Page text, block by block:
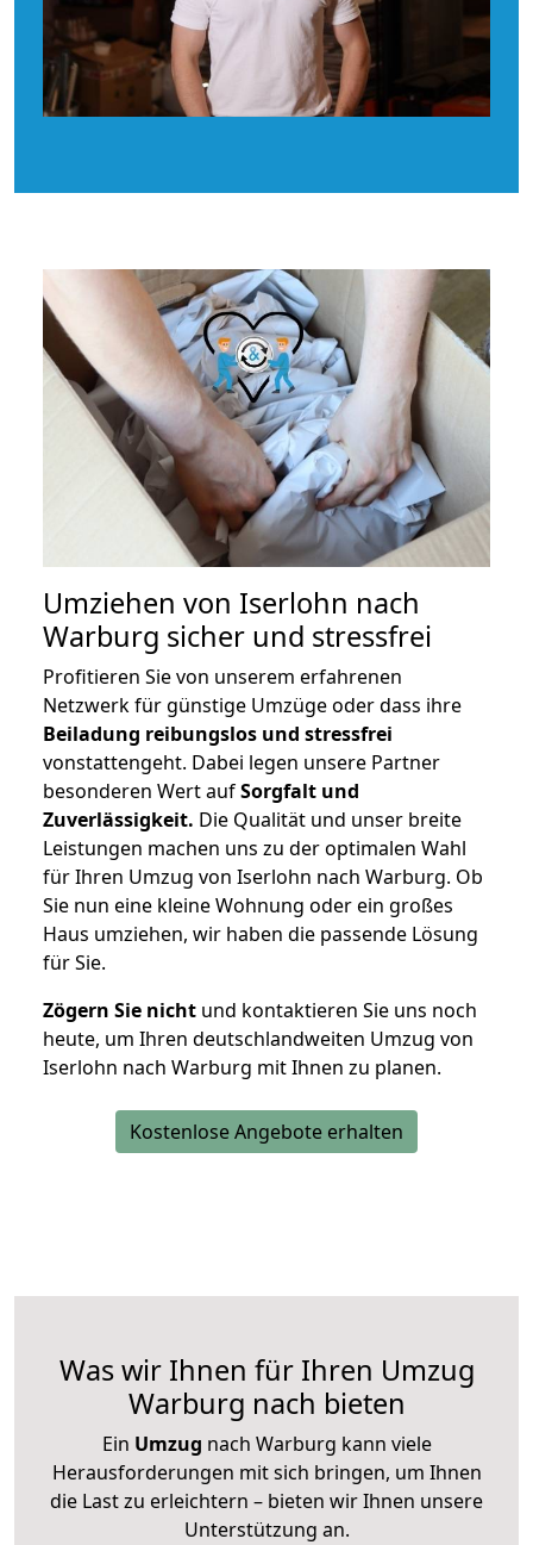
Umziehen von Iserlohn nach
Warburg sicher und stressfrei
Profitieren Sie von unserem erfahrenen
Netzwerk für günstige Umzüge oder dass ihre
Beiladung reibungslos und stressfrei
vonstattengeht. Dabei legen unsere Partner
besonderen Wert aufSorgfalt und
Zuverlässigkeit. Die Qualität und unser breite
Leistungen machen uns zu der optimalen Wahl
für Ihren Umzug von Iserlohn nach Warburg. Ob
Sie nun eine kleine Wohnung oder ein großes
Haus umziehen, wir haben die passende Lösung
für Sie.
Zögern Sie nicht und kontaktieren Sie uns noch
heute, um Ihren deutschlandweiten Umzug von
Iserlohn nach Warburg mit Ihnen zu planen.
Kostenlose Angebote erhalten
Was wir Ihnen für Ihren Umzug
Warburg nach bieten
Ein Umzug nach Warburg kann viele
Herausforderungen mit sich bringen, um Ihnen
die Last zu erleichtern – bieten wir Ihnen unsere
Unterstützung an.